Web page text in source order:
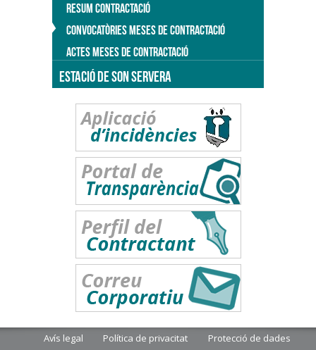
RESUM CONTRACTACIÓ
CONVOCATÒRIES MESES DE CONTRACTACIÓ
ACTES MESES DE CONTRACTACIÓ
ESTACIÓ DE SON SERVERA
Avís legal Política de privacitat Protecció de dades